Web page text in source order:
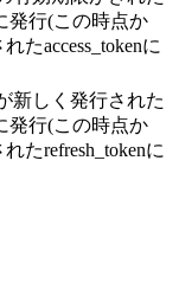
発行(この時点か
たaccess_tokenに
新しく発行された
発行(この時点か
たrefresh_tokenに